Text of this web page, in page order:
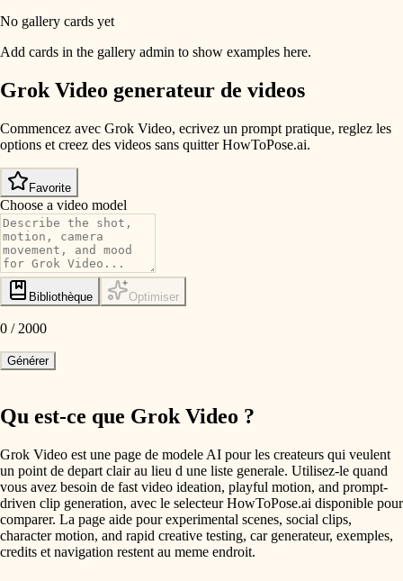
No gallery cards yet
Add cards in the gallery admin to show examples here.
Grok Video generateur de videos
Commencez avec Grok Video, ecrivez un prompt pratique, reglez les
options et creez des videos sans quitter HowToPose.ai.
Favorite
Choose a video model
Bibliothèque Optimiser
0 / 2000
Générer
Qu est-ce que Grok Video ?
Grok Video est une page de modele AI pour les createurs qui veulent
un point de depart clair au lieu d une liste generale. Utilisez-le quand
vous avez besoin de fast video ideation, playful motion, and prompt-
driven clip generation, avec le selecteur HowToPose.ai disponible pour
comparer. La page aide pour experimental scenes, social clips,
character motion, and rapid creative testing, car generateur, exemples,
credits et navigation restent au meme endroit.